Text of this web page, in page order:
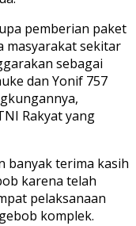
pemberian paket
masyarakat sekitar
sebagai
dan Yonif 757
Rakyat yang
banyak terima kasih
karena telah
pelaksanaan
komplek.